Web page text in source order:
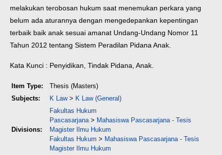
melakukan terobosan hukum saat menemukan perkara yang
belum ada aturannya dengan mengedepankan kepentingan
terbaik baik anak sesuai amanat Undang-Undang Nomor 11
Tahun 2012 tentang Sistem Peradilan Pidana Anak.
Kata Kunci : Penyidikan, Tindak Pidana, Anak.
Item Type:
Thesis (Masters)
Subjects:
K Law> K Law (General)
Divisions:
Fakultas Hukum
Pascasarjana > Mahasiswa Pascasarjana - Tesis
Magister Ilmu Hukum
Fakultas Hukum > Mahasiswa Pascasarjana - Tesis
Magister Ilmu Hukum